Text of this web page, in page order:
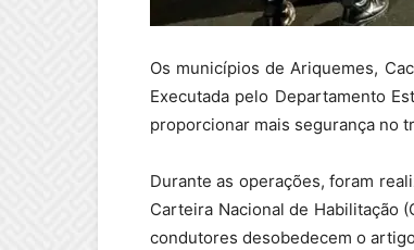
Os municípios de Ariquemes,
Executada pelo Departamento
proporcionar mais segurança no
Durante as operações, foram
Carteira Nacional de Habilitação
condutores desobedecem o